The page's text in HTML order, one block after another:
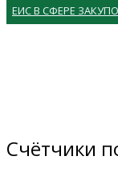
ЕИС В СФЕРЕ
Счётчики